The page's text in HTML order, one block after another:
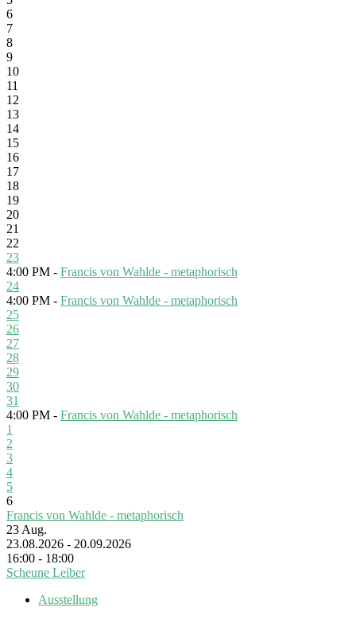
6
7
8
9
10
11
12
13
14
15
16
17
18
19
20
21
22
23
4:00 PM - Francis von Wahlde - metaphorisch
24
4:00 PM - Francis von Wahlde - metaphorisch
25
26
27
28
29
30
31
4:00 PM - Francis von Wahlde - metaphorisch
1
2
3
4
5
6
Francis von Wahlde - metaphorisch
23 Aug.
23.08.2026 - 20.09.2026
16:00 - 18:00
Scheune Leiber
Ausstellung